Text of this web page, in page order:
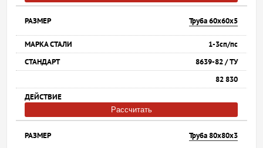
Труба 60х60х5
1-3сп/пс
8639-82 / ТУ
82 830
Рассчитать
Труба 80х80х3